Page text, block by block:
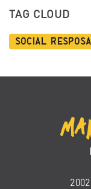
TAG CLOUD
Social